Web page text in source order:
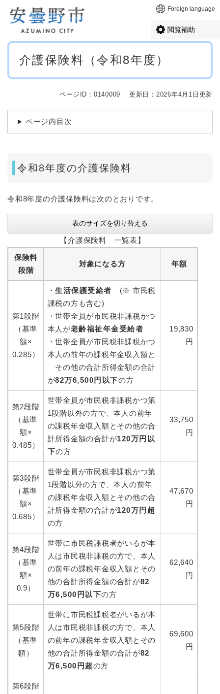
メニューを飛ばして本文へ Foreign language
閲覧補助
本
介護保険料（令和8年度）
ページID：0140009 更新日：2026年4月1日更新
ページ内目次
令和8年度の介護保険料
令和8年度の介護保険料は次のとおりです。
表のサイズを切り替える
【介護保険料 一覧表】
保険料
段階
対象になる方 年額
第1段階
（基準
額×
0.285）
・生活保護受給者
(※ 市民税
課税の方も含む)
・世帯全員が市民税非課税かつ
本人が老齢福祉年金受給者
・世帯全員が市民税非課税かつ
本人の前年の課税年金収入額と
その他の合計所得金額の合計
が82万6,500円以下の方
19,830
円
第2段階
（基準
額×
0.485）
世帯全員が市民税非課税かつ第
1段階以外の方で、本人の前年
の課税年金収入額とその他の合
計所得金額の合計が120万円以
下の方
33,750
円
第3段階
（基準
額×
0.685）
世帯全員が市民税非課税かつ第
1段階以外の方で、本人の前年
の課税年金収入額とその他の合
計所得金額の合計が120万円超
の方
47,670
円
第4段階
（基準
額×
0.9）
世帯に市民税課税者がいるが本
人は市民税非課税の方で、本人
の前年の課税年金収入額とその
他の合計所得金額の合計が82
万6,500円以下の方
62,640
円
第5段階
（基準
額）
世帯に市民税課税者がいるが本
人は市民税非課税の方で、本人
の前年の課税年金収入額とその
他の合計所得金額の合計が82
万6,500円超の方
69,600
円
第6段階